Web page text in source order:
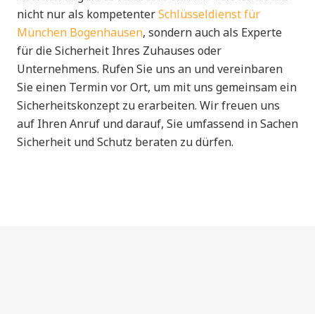
nicht nur als kompetenterSchlüsseldienst für
München Bogenhausen, sondern auch als Experte
für die Sicherheit Ihres Zuhauses oder
Unternehmens. Rufen Sie uns an und vereinbaren
Sie einen Termin vor Ort, um mit uns gemeinsam ein
Sicherheitskonzept zu erarbeiten. Wir freuen uns
auf Ihren Anruf und darauf, Sie umfassend in Sachen
Sicherheit und Schutz beraten zu dürfen.